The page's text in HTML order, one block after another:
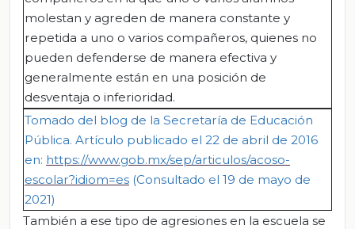
molestan y agreden de manera constante y
repetida a uno o varios compañeros, quienes no
pueden defenderse de manera efectiva y
generalmente están en una posición de
desventaja o inferioridad.
Tomado del blog de la Secretaría de Educación
Pública. Artículo publicado el 22 de abril de 2016
en: https://www.gob.mx/sep/articulos/acoso-
escolar?idiom=es (Consultado el 19 de mayo de
2021)
También a ese tipo de agresiones en la escuela se